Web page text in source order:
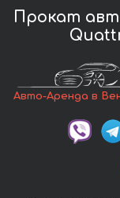
Прокат
Авто-Аренда в